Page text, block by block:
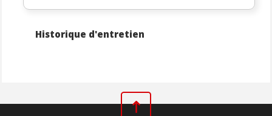
Historique d'entretien